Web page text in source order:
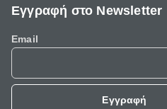
Εγγραφή στο Newsletter
Email
Εγγραφή